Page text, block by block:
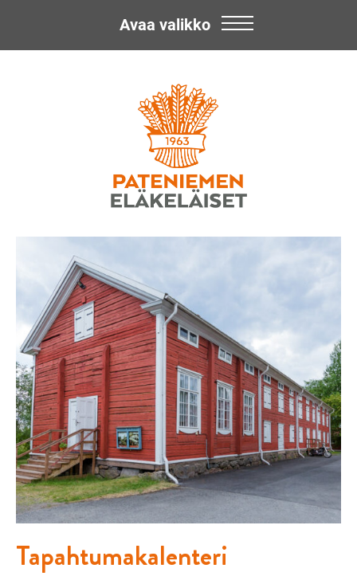
Eläkeläiset
ry
Avaa valikko
Tapahtumakalenteri